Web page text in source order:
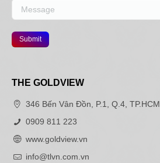
Message
Submit
THE GOLDVIEW
346 Bến Vân Đồn, P.1, Q.4, TP.HCM
0909 811 223
www.goldview.vn
info@tlvn.com.vn